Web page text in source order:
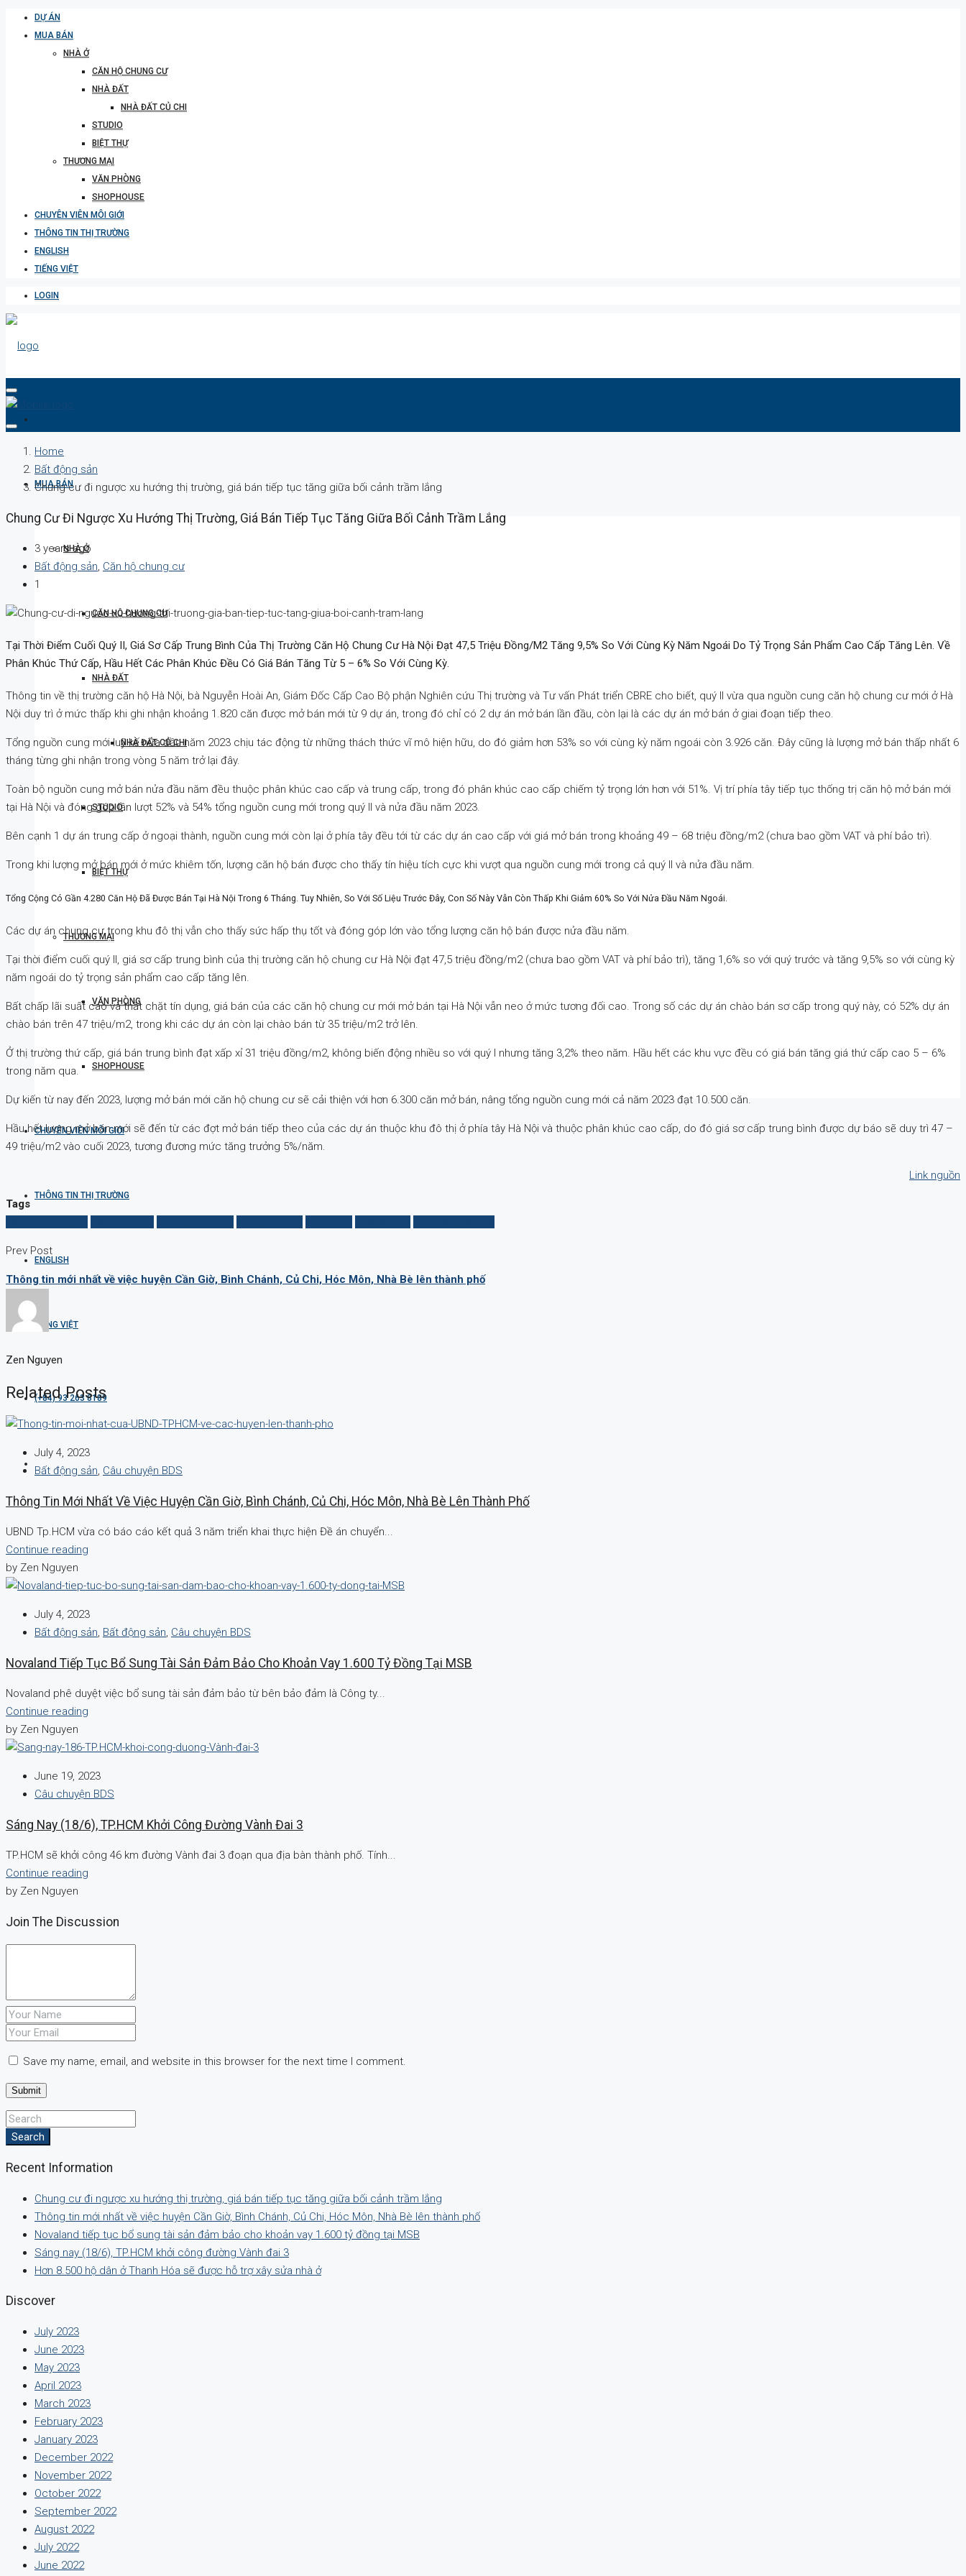
DỰ ÁN
MUA BÁN
NHÀ Ở
CĂN HỘ CHUNG CƯ
NHÀ ĐẤT
NHÀ ĐẤT CỦ CHI
STUDIO
BIỆT THỰ
THƯƠNG MẠI
VĂN PHÒNG
SHOPHOUSE
CHUYÊN VIÊN MÔI GIỚI
THÔNG TIN THỊ TRƯỜNG
ENGLISH
TIẾNG VIỆT
LOGIN
MUA BÁN
NHÀ Ở
CĂN HỘ CHUNG CƯ
NHÀ ĐẤT
NHÀ ĐẤT CỦ CHI
STUDIO
BIỆT THỰ
THƯƠNG MẠI
VĂN PHÒNG
SHOPHOUSE
CHUYÊN VIÊN MÔI GIỚI
THÔNG TIN THỊ TRƯỜNG
ENGLISH
TIẾNG VIỆT
(+84) 93 263 8189
Home
Bất động sản
Chung cư đi ngược xu hướng thị trường, giá bán tiếp tục tăng giữa bối cảnh trầm lắng
Chung Cư Đi Ngược Xu Hướng Thị Trường, Giá Bán Tiếp Tục Tăng Giữa Bối Cảnh Trầm Lắng
3 years ago
Bất động sản, Căn hộ chung cư
1
Tại Thời Điểm Cuối Quý II, Giá Sơ Cấp Trung Bình Của Thị Trường Căn Hộ Chung Cư Hà Nội Đạt 47,5 Triệu Đồng/m2 Tăng 9,5% So Với Cùng Kỳ Năm Ngoái Do Tỷ Trọng Sản Phẩm Cao Cấp Tăng Lên. Về
Phân Khúc Thứ Cấp, Hầu Hết Các Phân Khúc Đều Có Giá Bán Tăng Từ 5 – 6% So Với Cùng Kỳ.
Thông tin về thị trường căn hộ Hà Nội, bà Nguyễn Hoài An, Giám Đốc Cấp Cao Bộ phận Nghiên cứu Thị trường và Tư vấn Phát triển CBRE cho biết, quý II vừa qua nguồn cung căn hộ chung cư mới ở Hà
Nội duy trì ở mức thấp khi ghi nhận khoảng 1.820 căn được mở bán mới từ 9 dự án, trong đó chỉ có 2 dự án mở bán lần đầu, còn lại là các dự án mở bán ở giai đoạn tiếp theo.
Tổng nguồn cung mới luỹ kế nửa đầu năm 2023 chịu tác động từ những thách thức vĩ mô hiện hữu, do đó giảm hơn 53% so với cùng kỳ năm ngoái còn 3.926 căn. Đây cũng là lượng mở bán thấp nhất 6
tháng từng ghi nhận trong vòng 5 năm trở lại đây.
Toàn bộ nguồn cung mở bán nửa đầu năm đều thuộc phân khúc cao cấp và trung cấp, trong đó phân khúc cao cấp chiếm tỷ trọng lớn hơn với 51%. Vị trí phía tây tiếp tục thống trị căn hộ mở bán mới
tại Hà Nội và đóng góp lần lượt 52% và 54% tổng nguồn cung mới trong quý II và nửa đầu năm 2023.
Bên cạnh 1 dự án trung cấp ở ngoại thành, nguồn cung mới còn lại ở phía tây đều tới từ các dự án cao cấp với giá mở bán trong khoảng 49 – 68 triệu đồng/m2 (chưa bao gồm VAT và phí bảo trì).
Trong khi lượng mở bán mới ở mức khiêm tốn, lượng căn hộ bán được cho thấy tín hiệu tích cực khi vượt qua nguồn cung mới trong cả quý II và nửa đầu năm.
Tổng Cộng Có Gần 4.280 Căn Hộ Đã Được Bán Tại Hà Nội Trong 6 Tháng. Tuy Nhiên, So Với Số Liệu Trước Đây, Con Số Này Vẫn Còn Thấp Khi Giảm 60% So Với Nửa Đầu Năm Ngoái.
Các dự án chung cư trong khu đô thị vẫn cho thấy sức hấp thụ tốt và đóng góp lớn vào tổng lượng căn hộ bán được nửa đầu năm.
Tại thời điểm cuối quý II, giá sơ cấp trung bình của thị trường căn hộ chung cư Hà Nội đạt 47,5 triệu đồng/m2 (chưa bao gồm VAT và phí bảo trì), tăng 1,6% so với quý trước và tăng 9,5% so với cùng kỳ
năm ngoái do tỷ trọng sản phẩm cao cấp tăng lên.
Bất chấp lãi suất cao và thắt chặt tín dụng, giá bán của các căn hộ chung cư mới mở bán tại Hà Nội vẫn neo ở mức tương đối cao. Trong số các dự án chào bán sơ cấp trong quý này, có 52% dự án
chào bán trên 47 triệu/m2, trong khi các dự án còn lại chào bán từ 35 triệu/m2 trở lên.
Ở thị trường thứ cấp, giá bán trung bình đạt xấp xỉ 31 triệu đồng/m2, không biến động nhiều so với quý I nhưng tăng 3,2% theo năm. Hầu hết các khu vực đều có giá bán tăng giá thứ cấp cao 5 – 6%
trong năm qua.
Dự kiến từ nay đến 2023, lượng mở bán mới căn hộ chung cư sẽ cải thiện với hơn 6.300 căn mở bán, nâng tổng nguồn cung mới cả năm 2023 đạt 10.500 căn.
Hầu hết lượng mở bán mới sẽ đến từ các đợt mở bán tiếp theo của các dự án thuộc khu đô thị ở phía tây Hà Nội và thuộc phân khúc cao cấp, do đó giá sơ cấp trung bình được dự báo sẽ duy trì 47 –
49 triệu/m2 vào cuối 2023, tương đương mức tăng trưởng 5%/năm.
Link nguồn
Tags
Prev Post
Thông tin mới nhất về việc huyện Cần Giờ, Bình Chánh, Củ Chi, Hóc Môn, Nhà Bè lên thành phố
Zen Nguyen
Related Posts
July 4, 2023
Bất động sản, Câu chuyện BDS
Thông Tin Mới Nhất Về Việc Huyện Cần Giờ, Bình Chánh, Củ Chi, Hóc Môn, Nhà Bè Lên Thành Phố
UBND Tp.HCM vừa có báo cáo kết quả 3 năm triển khai thực hiện Đề án chuyển...
Continue reading
by Zen Nguyen
July 4, 2023
Bất động sản, Bất động sản, Câu chuyện BDS
Novaland Tiếp Tục Bổ Sung Tài Sản Đảm Bảo Cho Khoản Vay 1.600 Tỷ Đồng Tại MSB
Novaland phê duyệt việc bổ sung tài sản đảm bảo từ bên bảo đảm là Công ty...
Continue reading
by Zen Nguyen
June 19, 2023
Câu chuyện BDS
Sáng Nay (18/6), TP.HCM Khởi Công Đường Vành Đai 3
TP.HCM sẽ khởi công 46 km đường Vành đai 3 đoạn qua địa bàn thành phố. Tính...
Continue reading
by Zen Nguyen
Join The Discussion
Save my name, email, and website in this browser for the next time I comment.
Search
Recent Information
Chung cư đi ngược xu hướng thị trường, giá bán tiếp tục tăng giữa bối cảnh trầm lắng
Thông tin mới nhất về việc huyện Cần Giờ, Bình Chánh, Củ Chi, Hóc Môn, Nhà Bè lên thành phố
Novaland tiếp tục bổ sung tài sản đảm bảo cho khoản vay 1.600 tỷ đồng tại MSB
Sáng nay (18/6), TP.HCM khởi công đường Vành đai 3
Hơn 8.500 hộ dân ở Thanh Hóa sẽ được hỗ trợ xây sửa nhà ở
Discover
July 2023
June 2023
May 2023
April 2023
March 2023
February 2023
January 2023
December 2022
November 2022
October 2022
September 2022
August 2022
July 2022
June 2022